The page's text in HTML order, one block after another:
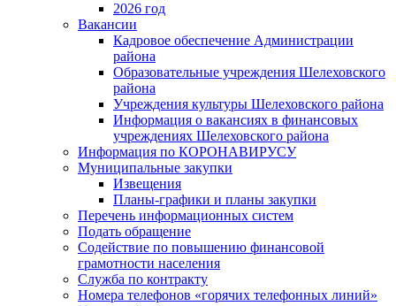
2026 год
Вакансии
Кадровое обеспечение Администрации
района
Образовательные учреждения Шелеховского
района
Учреждения культуры Шелеховского района
Информация о вакансиях в финансовых
учреждениях Шелеховского района
Информация по КОРОНАВИРУСУ
Муниципальные закупки
Извещения
Планы-графики и планы закупки
Перечень информационных систем
Подать обращение
Содействие по повышению финансовой
грамотности населения
Служба по контракту
Номера телефонов «горячих телефонных линий»